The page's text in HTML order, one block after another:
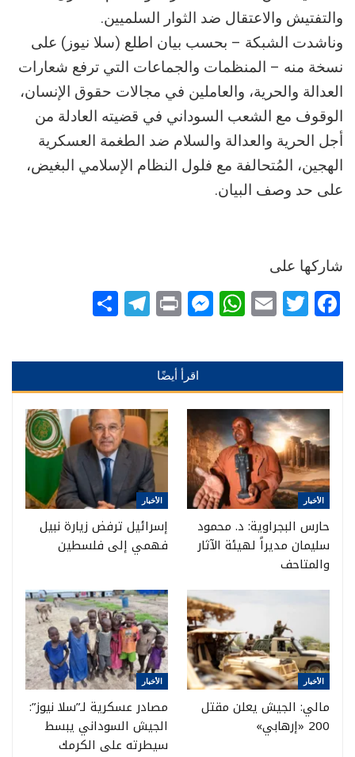
والتفتيش والاعتقال ضد الثوار السلميين.
وناشدت الشبكة – بحسب بيان اطلع (سلا نيوز) على
نسخة منه – المنظمات والجماعات التي ترفع شعارات
العدالة والحرية، والعاملين في مجالات حقوق الإنسان،
الوقوف مع الشعب السوداني في قضيته العادلة من
أجل الحرية والعدالة والسلام ضد الطغمة العسكرية
الهجين، المُتحالفة مع فلول النظام الإسلامي البغيض،
على حد وصف البيان.
شاركها على
Facebook
Twitter
Email
WhatsApp
Messenger
Print
Telegram
اقرأ أيضًا
الأخبار
حارس البجراوية: د. محمود
سليمان مديراً لهيئة الآثار
والمتاحف
الأخبار
إسرائيل ترفض زيارة نبيل
فهمي إلى فلسطين
الأخبار
مالي: الجيش يعلن مقتل
200 «إرهابي»
الأخبار
مصادر عسكرية لـ”سلا نيوز”:
الجيش السوداني يبسط
سيطرته على الكرمك